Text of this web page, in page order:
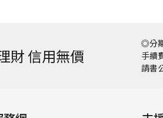
財 信用無價
◎分
手續
請書